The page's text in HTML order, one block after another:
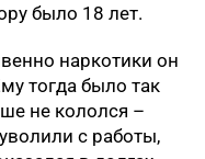
было 18 лет.
наркотики он
тогда было так
не кололся –
с работы,